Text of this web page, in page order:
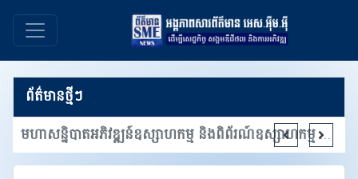
ព័ត៌មានថ្មីៗ
មហាសន្និបាតអភិវឌ្ឍន៍ឧស្សាហកម្ម និងពិព័រណ៍ឧស្សាហកម្ម ផ្តោតលើការជំរុញភាពជាដៃគូឧស្សាហកម្ម និងការចាប់យកបច្ចេកវិទ្យាទំនើប